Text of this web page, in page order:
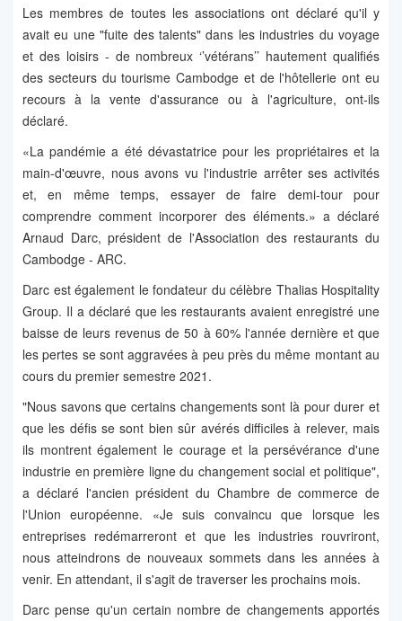
Les membres de toutes les associations ont déclaré qu'il y
avait eu une "fuite des talents" dans les industries du voyage
et des loisirs - de nombreux ‘’vétérans’’ hautement qualifiés
des secteurs du tourisme Cambodge et de l'hôtellerie ont eu
recours à la vente d'assurance ou à l'agriculture, ont-ils
déclaré.
«La pandémie a été dévastatrice pour les propriétaires et la
main-d'œuvre, nous avons vu l'industrie arrêter ses activités
et, en même temps, essayer de faire demi-tour pour
comprendre comment incorporer des éléments.» a déclaré
Arnaud Darc, président de l'Association des restaurants du
Cambodge - ARC.
Darc est également le fondateur du célèbre Thalias Hospitality
Group. Il a déclaré que les restaurants avaient enregistré une
baisse de leurs revenus de 50 à 60% l'année dernière et que
les pertes se sont aggravées à peu près du même montant au
cours du premier semestre 2021.
"Nous savons que certains changements sont là pour durer et
que les défis se sont bien sûr avérés difficiles à relever, mais
ils montrent également le courage et la persévérance d'une
industrie en première ligne du changement social et politique",
a déclaré l'ancien président du Chambre de commerce de
l'Union européenne. «Je suis convaincu que lorsque les
entreprises redémarreront et que les industries rouvriront,
nous atteindrons de nouveaux sommets dans les années à
venir. En attendant, il s'agit de traverser les prochains mois.
Darc pense qu'un certain nombre de changements apportés